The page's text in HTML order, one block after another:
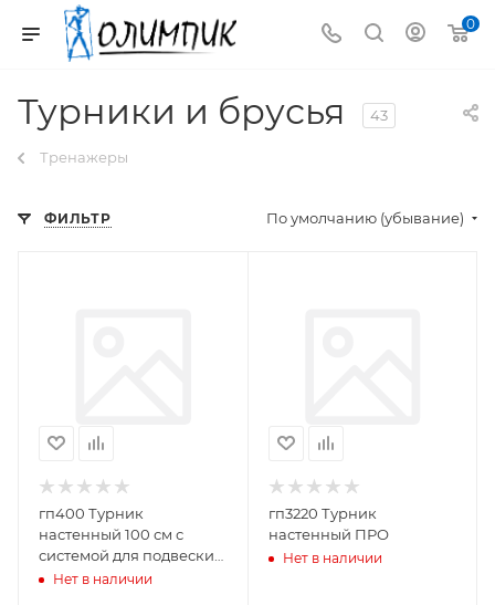
0
Турники и брусья 43
Тренажеры
ФИЛЬТР По умолчанию (убывание)
гп400 Турник
настенный 100 см с
системой для подвески
спортивных снарядов
Нет в наличии
гп3220 Турник
настенный ПРО
Нет в наличии